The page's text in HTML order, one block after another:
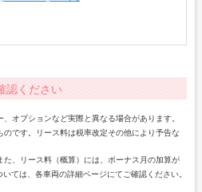
認ください
オプションなど実際と異なる場合があります。
です。リース料は税率改定その他により予告な
た、リース料（概算）には、ボーナス月の加算が
ては、各車両の詳細ページにてご確認ください。